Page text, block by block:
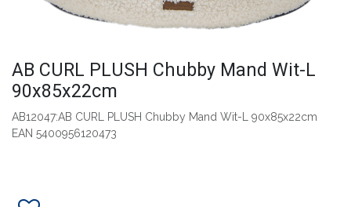
AB CURL PLUSH Chubby Mand Wit-L
90x85x22cm
AB12047:AB CURL PLUSH Chubby Mand Wit-L 90x85x22cm
EAN 5400956120473